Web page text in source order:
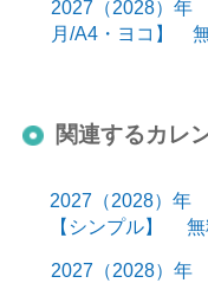
2027（2028）
月/A4・ヨコ】
関連するカレ
2027（2028）年
【シンプル】 無
2027（2028）年